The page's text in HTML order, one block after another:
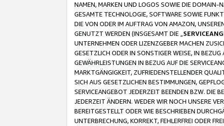
NAMEN, MARKEN UND LOGOS SOWIE DIE DOMAIN-
GESAMTE TECHNOLOGIE, SOFTWARE SOWIE
DIE VON ODER IM AUFTRAG VON AMAZON,
GENUTZT WERDEN (INSGESAMT DIE „
UNTERNEHMEN ODER LIZENZGEBER MACHEN
GESETZLICH ODER IN SONSTIGER WEISE, IN
GEWÄHRLEISTUNGEN IN BEZUG AUF DIE
MARKTGÄNGIGKEIT, ZUFRIEDENSTELLENDER
SICH AUS GESETZLICHEN BESTIMMUNGEN,
SERVICEANGEBOT JEDERZEIT BEENDEN BZW. DIE
JEDERZEIT ÄNDERN. WEDER WIR NOCH UNSERE
BEREITGESTELLT ODER WIE BESCHRIEBEN
UNTERBRECHUNG, KORREKT, FEHLERFREI ODER